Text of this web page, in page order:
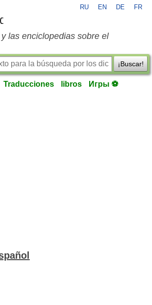
RU EN DE FR
las enciclopedias sobre el
¡Buscar!
Traducciones libros Игры ⚽